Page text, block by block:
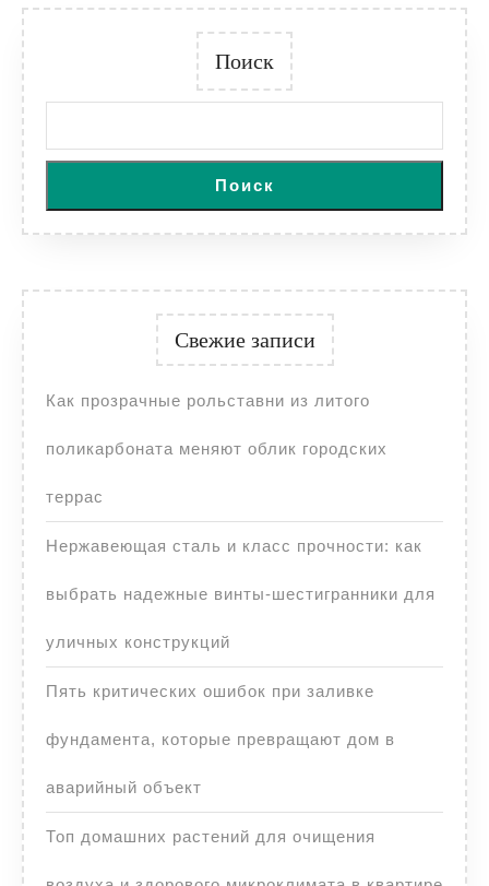
Поиск
Поиск
Свежие записи
Как прозрачные рольставни из литого
поликарбоната меняют облик городских
террас
Нержавеющая сталь и класс прочности: как
выбрать надежные винты-шестигранники для
уличных конструкций
Пять критических ошибок при заливке
фундамента, которые превращают дом в
аварийный объект
Топ домашних растений для очищения